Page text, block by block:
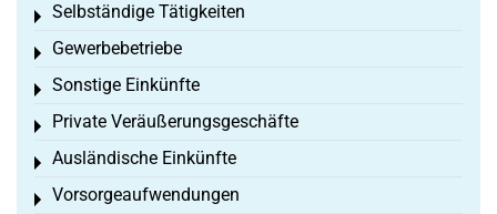
Selbständige Tätigkeiten
Toggle menu
Gewerbebetriebe
Toggle menu
Sonstige Einkünfte
Toggle menu
Private Veräußerungsgeschäfte
Toggle menu
Ausländische Einkünfte
Toggle menu
Vorsorgeaufwendungen
Toggle menu